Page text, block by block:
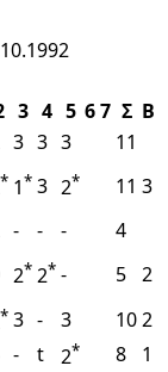
3 4 5 67 Σ B
3 3 3
11
* 1* 3 2* 11 3
- - -
4
2* 2* - 5 2
* 3 - 3 102
- t 2* 8
1